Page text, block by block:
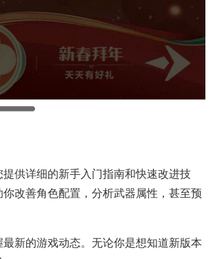
供详细的新手入门指南和快速改进技
改善角色配置，分析武器属性，甚至预
新的游戏动态。无论你是想知道新版本